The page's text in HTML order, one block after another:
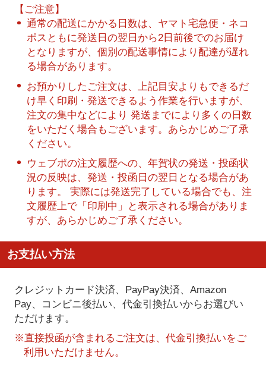
【ご注意】
通常の配送にかかる日数は、ヤマト宅急便・ネコ
ポスともに発送日の翌日から2日前後でのお届け
となりますが、個別の配送事情により配達が遅れ
る場合があります。
お預かりしたご注文は、上記目安よりもできるだ
け早く印刷・発送できるよう作業を行いますが、
注文の集中などにより 発送までにより多くの日数
をいただく場合もございます。あらかじめご了承
ください。
ウェブポの注文履歴への、年賀状の発送・投函状
況の反映は、発送・投函日の翌日となる場合があ
ります。 実際には発送完了している場合でも、注
文履歴上で「印刷中」と表示される場合がありま
すが、あらかじめご了承ください。
お支払い方法
クレジットカード決済、PayPay決済、Amazon
Pay、コンビニ後払い、代金引換払いからお選びい
ただけます。
※直接投函が含まれるご注文は、代金引換払いをご
利用いただけません。